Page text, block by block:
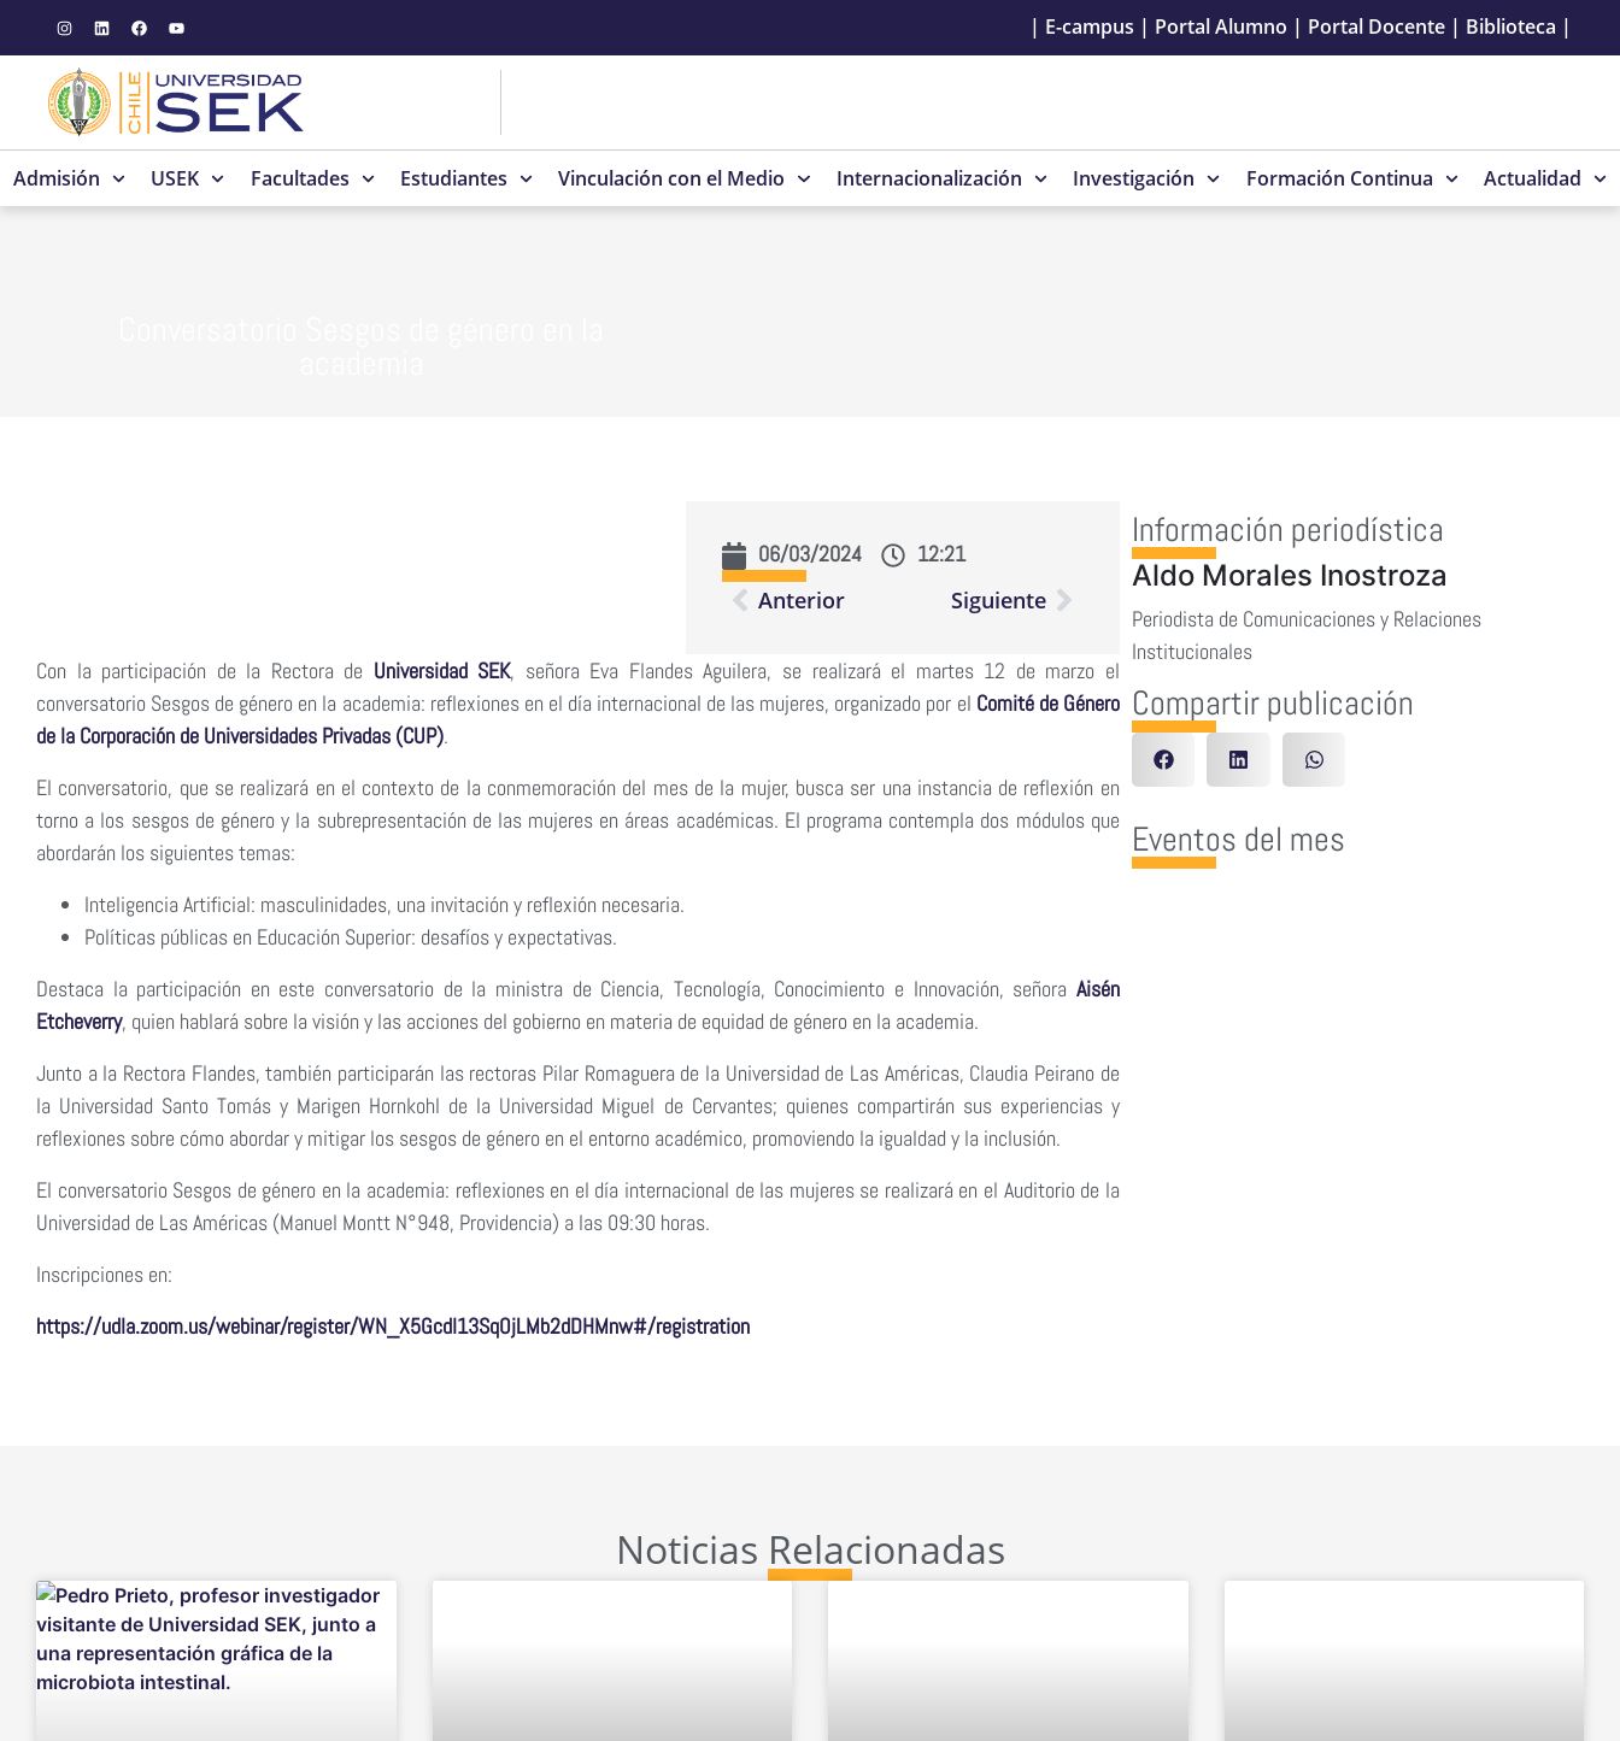
| E-campus | Portal Alumno | Portal Docente | Biblioteca |
Admisión USEK Facultades Estudiantes Vinculación con el Medio Internacionalización Investigación Formación Continua Actualidad
06/03/2024 12:21
Anterior Siguiente
Con la participación de la Rectora de Universidad SEK, señora Eva Flandes Aguilera, se realizará el martes 12 de marzo el
conversatorio Sesgos de género en la academia: reflexiones en el día internacional de las mujeres, organizado por el Comité de Género
de la Corporación de Universidades Privadas (CUP).
El conversatorio, que se realizará en el contexto de la conmemoración del mes de la mujer, busca ser una instancia de reflexión en
torno a los sesgos de género y la subrepresentación de las mujeres en áreas académicas. El programa contempla dos módulos que
abordarán los siguientes temas:
Inteligencia Artificial: masculinidades, una invitación y reflexión necesaria.
Políticas públicas en Educación Superior: desafíos y expectativas.
Destaca la participación en este conversatorio de la ministra de Ciencia, Tecnología, Conocimiento e Innovación, señora Aisén
Etcheverry, quien hablará sobre la visión y las acciones del gobierno en materia de equidad de género en la academia.
Junto a la Rectora Flandes, también participarán las rectoras Pilar Romaguera de la Universidad de Las Américas, Claudia Peirano de
la Universidad Santo Tomás y Marigen Hornkohl de la Universidad Miguel de Cervantes; quienes compartirán sus experiencias y
reflexiones sobre cómo abordar y mitigar los sesgos de género en el entorno académico, promoviendo la igualdad y la inclusión.
El conversatorio Sesgos de género en la academia: reflexiones en el día internacional de las mujeres se realizará en el Auditorio de la
Universidad de Las Américas (Manuel Montt N°948, Providencia) a las 09:30 horas.
Inscripciones en:
https://udla.zoom.us/webinar/register/WN_X5Gcdl13SqOjLMb2dDHMnw#/registration
Información periodística
Aldo Morales Inostroza
Periodista de Comunicaciones y Relaciones
Institucionales
Compartir publicación
Eventos del mes
Noticias Relacionadas